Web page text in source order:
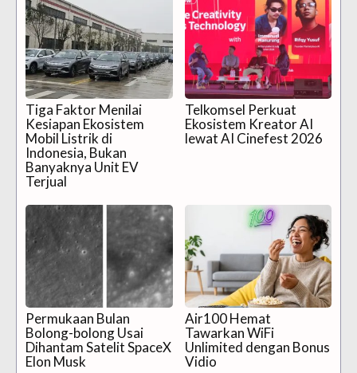
Tiga Faktor Menilai
Kesiapan Ekosistem
Mobil Listrik di
Indonesia, Bukan
Banyaknya Unit EV
Terjual
Telkomsel Perkuat
Ekosistem Kreator AI
lewat AI Cinefest 2026
Permukaan Bulan
Bolong-bolong Usai
Dihantam Satelit SpaceX
Elon Musk
Air100 Hemat
Tawarkan WiFi
Unlimited dengan Bonus
Vidio